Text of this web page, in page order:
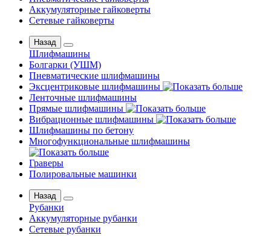
Аккумуляторные гайковерты
Сетевые гайковерты
Назад
Шлифмашины
Бoлгаpки (УШM)
Пневматические шлифмашины
Эксцентриковые шлифмашины
Ленточные шлифмашины
Прямые шлифмашины
Вибрационные шлифмашины
Шлифмашины по бетону
Многофункциональные шлифмашины
Граверы
Полировальные машинки
Назад
Рубанки
Аккумуляторные рубанки
Сетевые рубанки